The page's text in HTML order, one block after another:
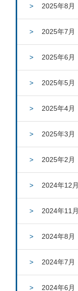
2025年8月
2025年7月
2025年6月
2025年5月
2025年4月
2025年3月
2025年2月
2024年12月
2024年11月
2024年8月
2024年7月
2024年6月